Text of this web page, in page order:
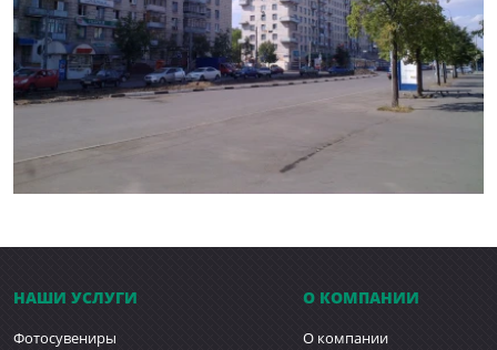
НАШИ УСЛУГИ
Фотосувениры
О КОМПАНИИ
О компании